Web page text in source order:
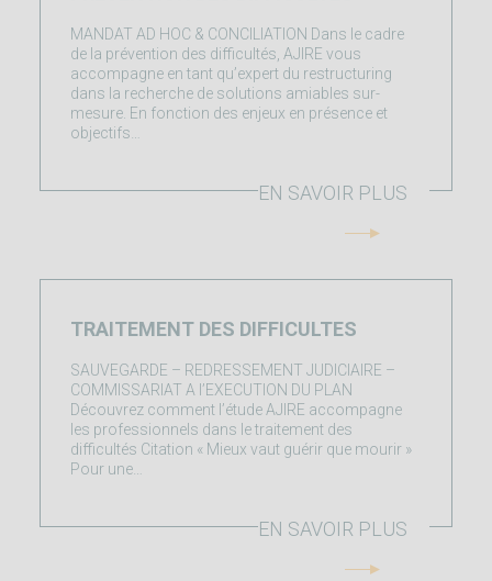
MANDAT AD HOC & CONCILIATION Dans le cadre
de la prévention des difficultés, AJIRE vous
accompagne en tant qu’expert du restructuring
dans la recherche de solutions amiables sur-
mesure. En fonction des enjeux en présence et
objectifs…
EN SAVOIR PLUS
TRAITEMENT DES DIFFICULTES
SAUVEGARDE – REDRESSEMENT JUDICIAIRE –
COMMISSARIAT A l’EXECUTION DU PLAN
Découvrez comment l’étude AJIRE accompagne
les professionnels dans le traitement des
difficultés Citation « Mieux vaut guérir que mourir »
Pour une…
EN SAVOIR PLUS